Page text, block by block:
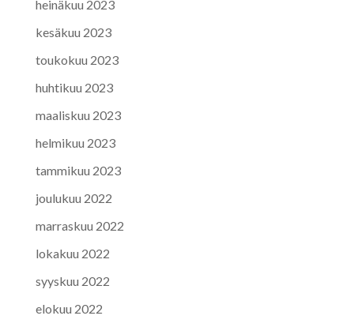
heinäkuu 2023
kesäkuu 2023
toukokuu 2023
huhtikuu 2023
maaliskuu 2023
helmikuu 2023
tammikuu 2023
joulukuu 2022
marraskuu 2022
lokakuu 2022
syyskuu 2022
elokuu 2022